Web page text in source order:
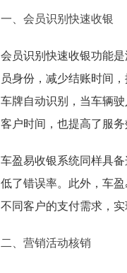
一、会员识别快速收银
会员识别快速收银功能
员身份，减少结账时间
车牌自动识别，当车辆
客户时间，也提高了服务
车盈易收银系统同样具
低了错误率。此外，车
不同客户的支付需求，实
二、营销活动核销